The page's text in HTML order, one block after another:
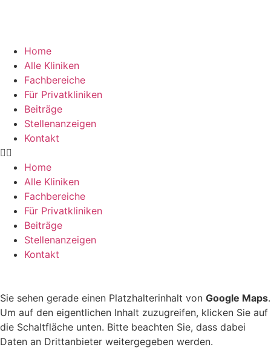
Home
Alle Kliniken
Fachbereiche
Für Privatkliniken
Beiträge
Stellenanzeigen
Kontakt
Home
Alle Kliniken
Fachbereiche
Für Privatkliniken
Beiträge
Stellenanzeigen
Kontakt
Sie sehen gerade einen Platzhalterinhalt von Google Maps.
Um auf den eigentlichen Inhalt zuzugreifen, klicken Sie auf
die Schaltfläche unten. Bitte beachten Sie, dass dabei
Daten an Drittanbieter weitergegeben werden.